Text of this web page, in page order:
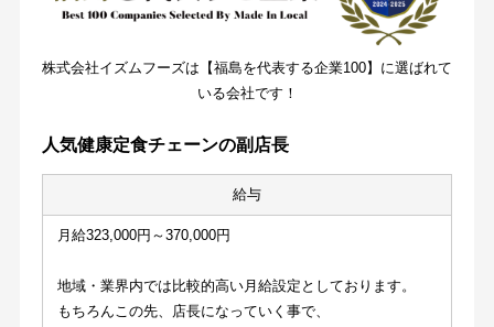
株式会社イズムフーズは【福島を代表する企業100】に選ばれて
いる会社です！
人気健康定食チェーンの副店長
給与
月給323,000円～370,000円
地域・業界内では比較的高い月給設定としております。
もちろんこの先、店長になっていく事で、